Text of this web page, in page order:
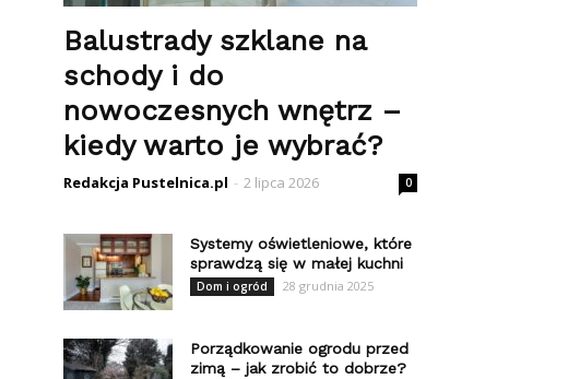
Balustrady szklane na
schody i do
nowoczesnych wnętrz –
kiedy warto je wybrać?
Redakcja Pustelnica.pl - 2 lipca 2026 0
Systemy oświetleniowe, które
sprawdzą się w małej kuchni
Dom i ogród 28 grudnia 2025
Porządkowanie ogrodu przed
zimą – jak zrobić to dobrze?